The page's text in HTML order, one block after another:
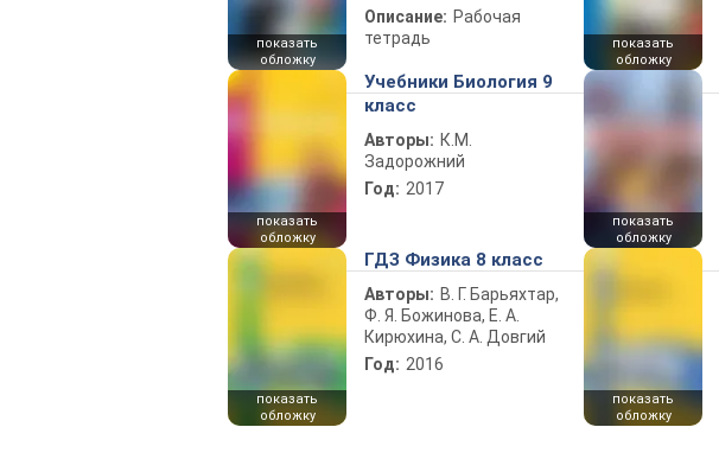
показать
обложку
Описание: Рабочая
тетрадь
показать
обложку
показать
обложку
Учебники Биология 9
класс
Авторы: К.М.
Задорожний
Год: 2017
показать
обложку
показать
обложку
ГДЗ Физика 8 класс
Авторы: В. Г. Барьяхтар,
Ф. Я. Божинова, Е. А.
Кирюхина, С. А. Довгий
Год: 2016
показать
обложку